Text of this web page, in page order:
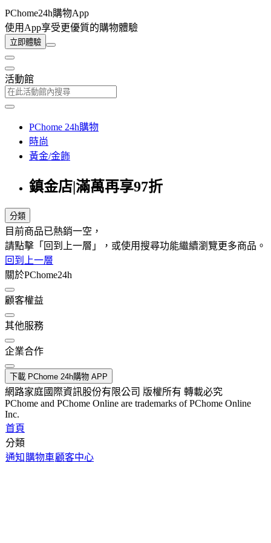
PChome24h購物App
使用App享受更優質的購物體驗
立即體驗
活動館
PChome 24h購物
時尚
黃金/金飾
鎮金店|滿萬再享97折
分類
目前商品已熱銷一空，
請點擊「回到上一層」，或使用搜尋功能繼續瀏覽更多商品。
回到上一層
關於PChome24h
顧客權益
其他服務
企業合作
下載 PChome 24h購物 APP
網路家庭國際資訊股份有限公司 版權所有 轉載必究
PChome and PChome Online are trademarks of PChome Online
Inc.
首頁
分類
通知 購物車顧客中心